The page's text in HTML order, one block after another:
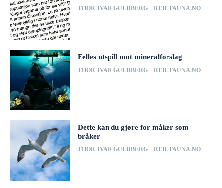
THOR-IVAR GULDBERG – RED. FAUNA.NO
Felles utspill mot mineralforslag
THOR-IVAR GULDBERG – RED. FAUNA.NO
Dette kan du gjøre for måker som
bråker
THOR-IVAR GULDBERG – RED. FAUNA.NO